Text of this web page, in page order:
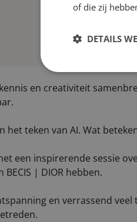
en creativiteit
het teken van AI. Wat
een inspirerende sessie
| DIOR hebben.
en verrassend
of die zij
DETAILS